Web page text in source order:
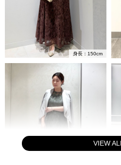
身長：150cm
VIEW ALL